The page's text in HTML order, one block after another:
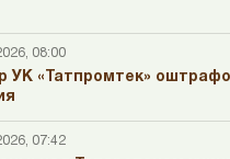
08:00
УК «Татпромтек»
07:42